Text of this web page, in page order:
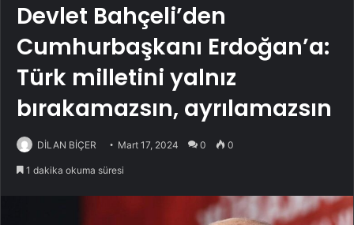
Devlet Bahçeli’den
Cumhurbaşkanı Erdoğan’a:
Türk milletini yalnız
bırakamazsın, ayrılamazsın
DİLAN BİÇER Mart 17, 2024 0 0
1 dakika okuma süresi